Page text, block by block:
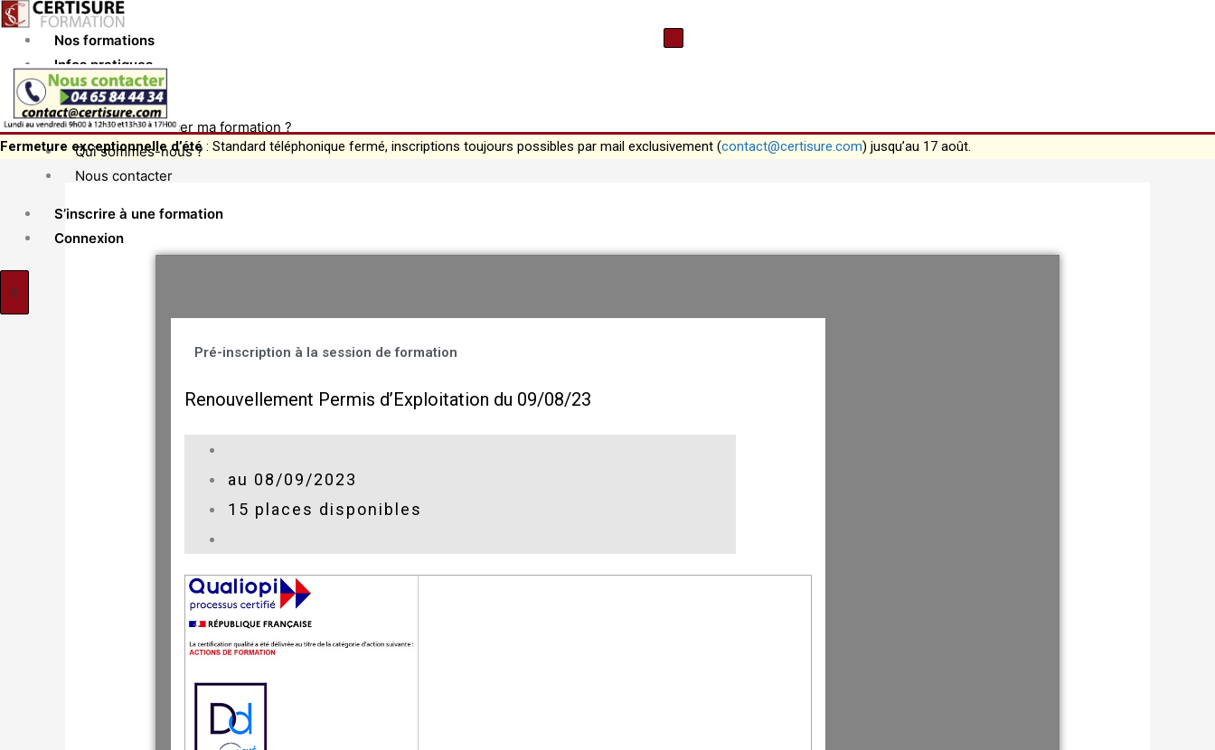
Aller
contenu
Nos formations
Infos pratiques
Actualités
Comment financer ma formation ?
Qui sommes-nous ?
Nous contacter
S’inscrire à une formation
Connexion
X
Fermeture exceptionnelle d’été : Standard téléphonique fermé, inscriptions toujours possibles par mail exclusivement (contact@certisure.com) jusqu’au 17 août.
Pré-inscription à la session de formation
Renouvellement Permis d’Exploitation du 09/08/23
au 08/09/2023
15 places disponibles